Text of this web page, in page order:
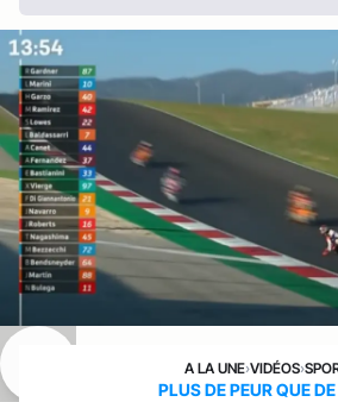
A LA UNE›VIDÉOS›
PLUS DE PEUR QUE